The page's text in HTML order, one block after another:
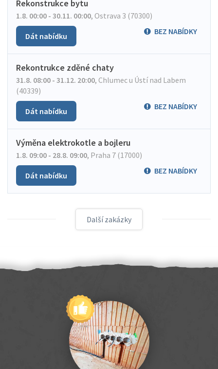
Rekonstrukce bytu
1.8. 00:00 - 30.11. 00:00, Ostrava 3 (70300)
BEZ NABÍDKY
Dát nabídku
Rekontrukce zděné chaty
31.8. 08:00 - 31.12. 20:00, Chlumec u Ústí nad Labem
(40339)
BEZ NABÍDKY
Dát nabídku
Výměna elektrokotle a bojleru
1.8. 09:00 - 28.8. 09:00, Praha 7 (17000)
BEZ NABÍDKY
Dát nabídku
Další zakázky